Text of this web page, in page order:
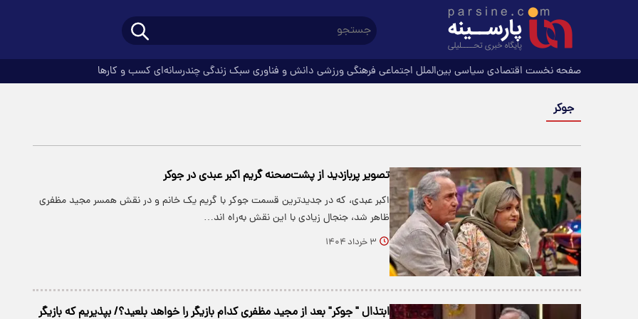
صفحه نخست اقتصادی سیاسی بین‌الملل اجتماعی فرهنگیورزشی دانش و فناوری سبک زندگیچندرسانه‌ای کسب و کارها
جوکر
تصویر پربازدید از پشت‌صحنه گریم اکبر عبدی در جوکر
اکبر عبدی، که در جدیدترین قسمت جوکر با گریم یک خانم و در نقش همسر مجید مظفری
ظاهر شد، جنجال زیادی با این نقش به‌راه اند…
۳ خرداد ۱۴۰۴
ابتذال " جوکر" بعد از مجید مظفری کدام بازیگر را خواهد بلعید؟/ بپذیریم که بازیگر